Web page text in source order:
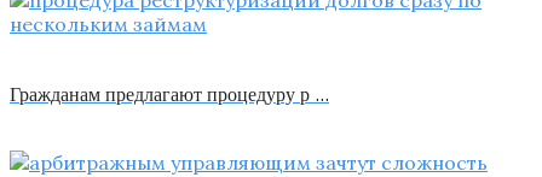
Гражданам предлагают процедуру р …